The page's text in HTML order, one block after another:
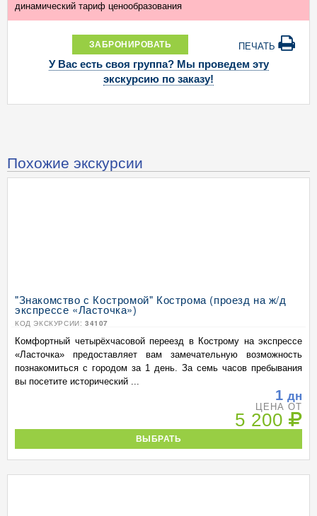
динамический тариф ценообразования
ЗАБРОНИРОВАТЬ ПЕЧАТЬ
У Вас есть своя группа? Мы проведем эту
экскурсию по заказу!
Похожие экскурсии
"Знакомство с Костромой" Кострома (проезд на ж/д
экспрессе «Ласточка»)
КОД ЭКСКУРСИИ: 34107
Комфортный четырёхчасовой переезд в Кострому на экспрессе
«Ласточка» предоставляет вам замечательную возможность
познакомиться с городом за 1 день. За семь часов пребывания
вы посетите исторический ...
1 дн
ЦЕНА ОТ
5 200
ВЫБРАТЬ